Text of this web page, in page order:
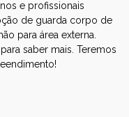
e profissionais
de guarda corpo de
para área externa.
saber mais. Teremos